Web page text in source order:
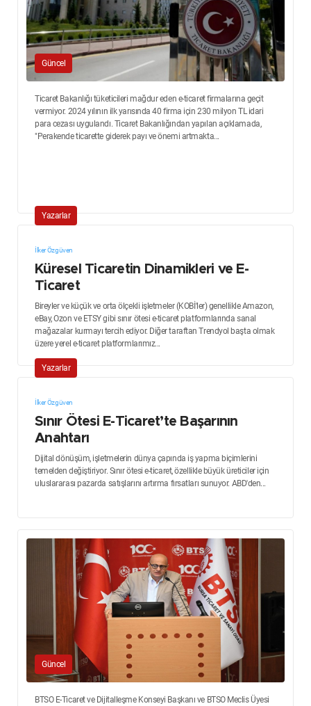
Güncel
Ticaret Bakanlığı tüketicileri mağdur eden e-ticaret firmalarına geçit
vermiyor. 2024 yılının ilk yarısında 40 firma için 230 milyon TL idari
para cezası uygulandı. Ticaret Bakanlığından yapılan açıklamada,
"Perakende ticarette giderek payı ve önemi artmakta...
Yazarlar
İlker Özgüven
Küresel Ticaretin Dinamikleri ve E-
Ticaret
Bireyler ve küçük ve orta ölçekli işletmeler (KOBİ'ler) genellikle Amazon,
eBay, Ozon ve ETSY gibi sınır ötesi e-ticaret platformlarında sanal
mağazalar kurmayı tercih ediyor. Diğer taraftan Trendyol başta olmak
üzere yerel e-ticaret platformlarımız...
Yazarlar
İlker Özgüven
Sınır Ötesi E-Ticaret’te Başarının
Anahtarı
Dijital dönüşüm, işletmelerin dünya çapında iş yapma biçimlerini
temelden değiştiriyor. Sınır ötesi e-ticaret, özellikle büyük üreticiler için
uluslararası pazarda satışlarını artırma fırsatları sunuyor. ABD'den...
Güncel
BTSO E-Ticaret ve Dijitalleşme Konseyi Başkanı ve BTSO Meclis Üyesi